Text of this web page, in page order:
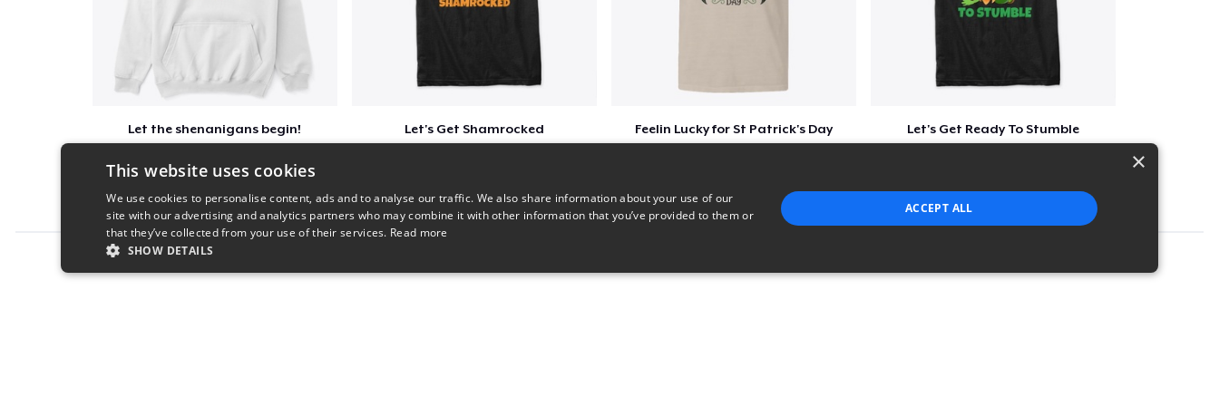
Let the shenanigans begin! Let's Get Shamrocked Feelin Lucky for St Patrick's Day Let's Get Ready To Stumble
×
This website uses cookies
We use cookies to personalise content, ads and to analyse our traffic. We also share information about your use of our
site with our advertising and analytics partners who may combine it with other information that you’ve provided to them or
that they’ve collected from your use of their services. Read more
SHOW DETAILS
ACCEPT ALL